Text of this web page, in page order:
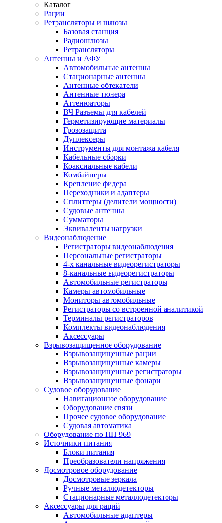
Каталог
Рации
Ретрансляторы и шлюзы
Базовая станция
Радиошлюзы
Ретрансляторы
Антенны и АФУ
Автомобильные антенны
Стационарные антенны
Антенные обтекатели
Антенные тюнера
Аттенюаторы
ВЧ Разъемы для кабелей
Герметизирующие материалы
Грозозащита
Дуплексеры
Инструменты для монтажа кабеля
Кабельные сборки
Коаксиальные кабели
Комбайнеры
Крепление фидера
Переходники и адаптеры
Сплиттеры (делители мощности)
Судовые антенны
Сумматоры
Эквиваленты нагрузки
Видеонаблюдение
Регистраторы видеонаблюдения
Персональные регистраторы
4-х канальные видеорегистраторы
8-канальные видеорегистраторы
Автомобильные регистраторы
Камеры автомобильные
Мониторы автомобильные
Регистраторы со встроенной аналитикой
Терминалы регистраторов
Комплекты видеонаблюдения
Аксессуары
Взрывозащищенное оборудование
Взрывозащищенные рации
Взрывозащищенные камеры
Взрывозащищенные регистраторы
Взрывозащищенные фонари
Судовое оборудование
Навигационное оборудование
Оборудование связи
Прочее судовое оборудование
Судовая автоматика
Оборудование по ПП 969
Источники питания
Блоки питания
Преобразователи напряжения
Досмотровое оборудование
Досмотровые зеркала
Ручные металлодетекторы
Стационарные металлодетекторы
Аксессуары для раций
Автомобильные адаптеры